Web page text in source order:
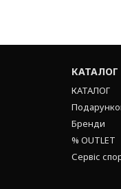
КАТАЛОГ
КАТАЛОГ
Бренди
% OUTLET
Сервіс